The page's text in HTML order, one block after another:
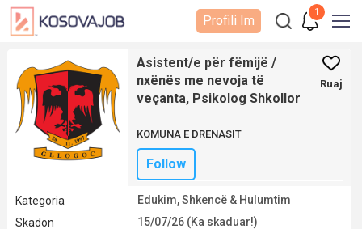
1
Profili Im
Asistent/e për fëmijë /
nxënës me nevoja të
veçanta, Psikolog Shkollor
Ruaj
KOMUNA E DRENASIT
Follow
Kategoria
Edukim, Shkencë & Hulumtim
Skadon
15/07/26 (Ka skaduar!)